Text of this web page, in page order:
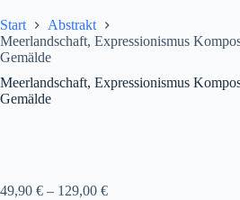
Start
Abstrakt
Meerlandschaft, Expressionismus
Gemälde
Meerlandschaft, Expressionismus
Gemälde
49,90 € – 129,00 €